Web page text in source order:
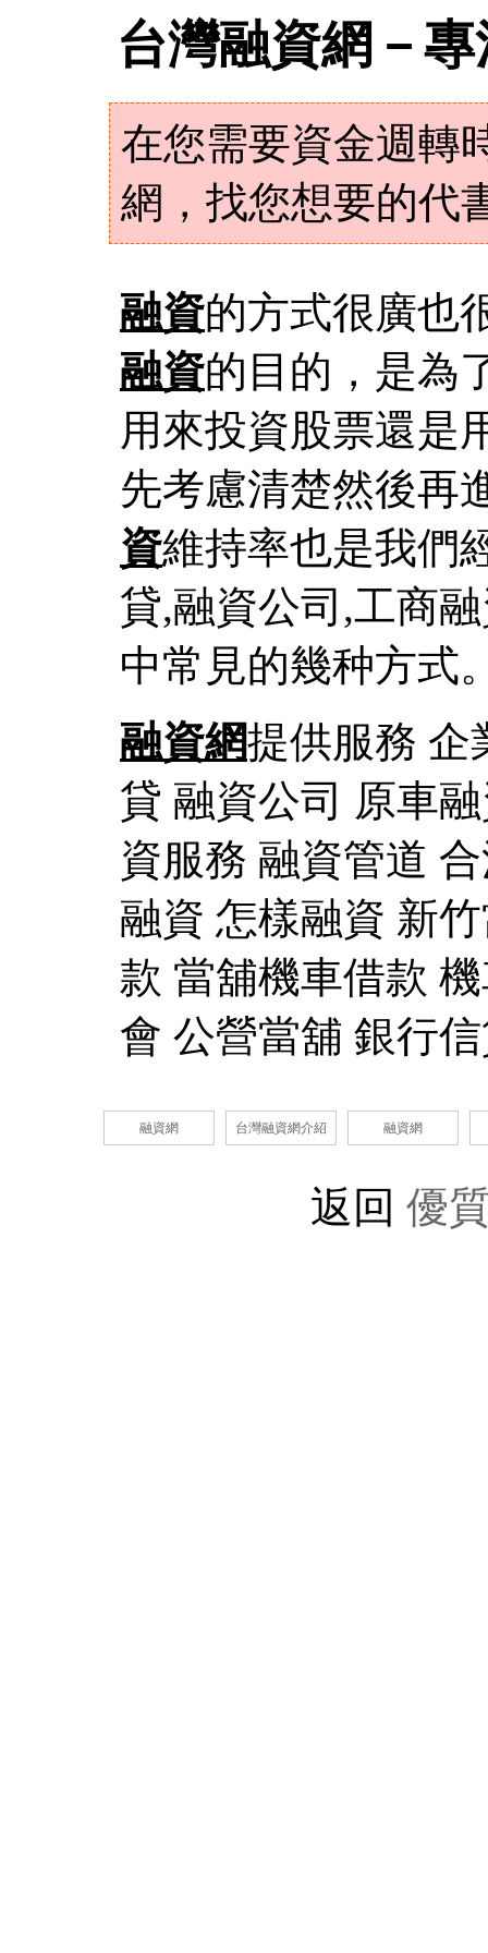
台灣融資網－
在您需要資金週轉
網，找您想要的代
融資的方式很廣也
融資的目的，是為
用來投資股票還是
先考慮清楚然後再
資維持率也是我們
貸,融資公司,工商
中常見的幾种方式
融資網提供服務 企
貸 融資公司 原車
資服務 融資管道
融資 怎樣融資 新
款 當舖機車借款
會 公營當舖 銀行
融資網 台灣融資網介紹 融資網
返回 優